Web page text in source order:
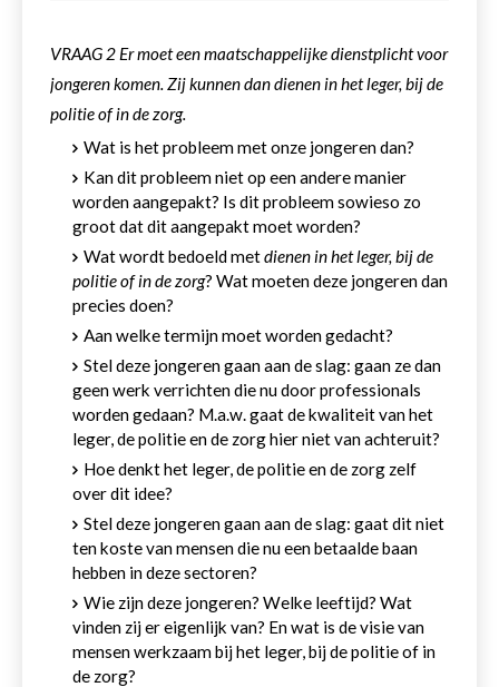
VRAAG 2 Er moet een maatschappelijke dienstplicht voor
jongeren komen. Zij kunnen dan dienen in het leger, bij de
politie of in de zorg.
Wat is het probleem met onze jongeren dan?
Kan dit probleem niet op een andere manier
worden aangepakt? Is dit probleem sowieso zo
groot dat dit aangepakt moet worden?
Wat wordt bedoeld metdienen in het leger, bij de
politie of in de zorg? Wat moeten deze jongeren dan
precies doen?
Aan welke termijn moet worden gedacht?
Stel deze jongeren gaan aan de slag: gaan ze dan
geen werk verrichten die nu door professionals
worden gedaan? M.a.w. gaat de kwaliteit van het
leger, de politie en de zorg hier niet van achteruit?
Hoe denkt het leger, de politie en de zorg zelf
over dit idee?
Stel deze jongeren gaan aan de slag: gaat dit niet
ten koste van mensen die nu een betaalde baan
hebben in deze sectoren?
Wie zijn deze jongeren? Welke leeftijd? Wat
vinden zij er eigenlijk van? En wat is de visie van
mensen werkzaam bij het leger, bij de politie of in
de zorg?